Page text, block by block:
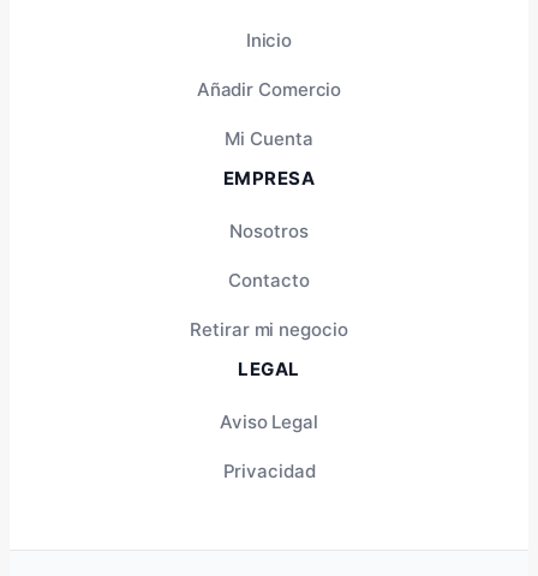
Inicio
Añadir Comercio
Mi Cuenta
EMPRESA
Nosotros
Contacto
Retirar mi negocio
LEGAL
Aviso Legal
Privacidad